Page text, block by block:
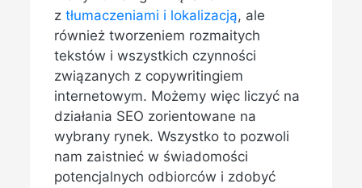
ztłumaczeniami i lokalizacją, ale
również tworzeniem rozmaitych
tekstów i wszystkich czynności
związanych z copywritingiem
internetowym. Możemy więc liczyć na
działania SEO zorientowane na
wybrany rynek. Wszystko to pozwoli
nam zaistnieć w świadomości
potencjalnych odbiorców i zdobyć